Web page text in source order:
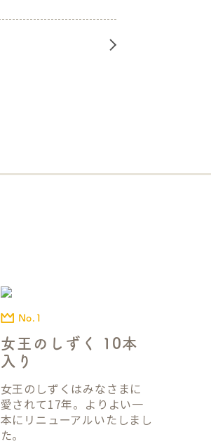
女王のしずく 10本
入り
No.1
女王のしずくはみなさまに
愛されて17年。よりよい一
本にリニューアルいたしまし
た。